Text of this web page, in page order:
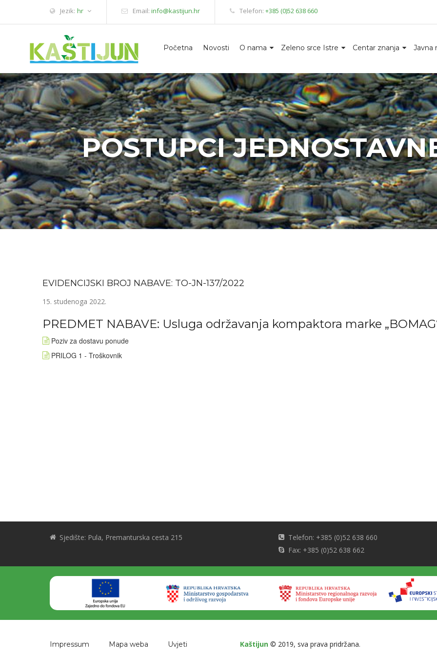
Jezik: hr Email: info@kastijun.hr Telefon: +385 (0)52 638 660
Početna Novosti O nama Zeleno srce Istre Centar znanja Javna
POSTUPCI
EVIDENCIJSKI BROJ NABAVE: TO-JN-137/2022
15. studenoga 2022.
PREDMET NABAVE: Usluga održavanja kompaktora marke
Poziv za dostavu ponude
PRILOG 1 - Troškovnik
Sjedište: Pula, Premanturska cesta 215
Telefon: +385 (0)52 638 660
Fax: +385 (0)52 638 662
Impressum Mapa weba Uvjeti Kaštijun © 2019, sva prava pridržana.